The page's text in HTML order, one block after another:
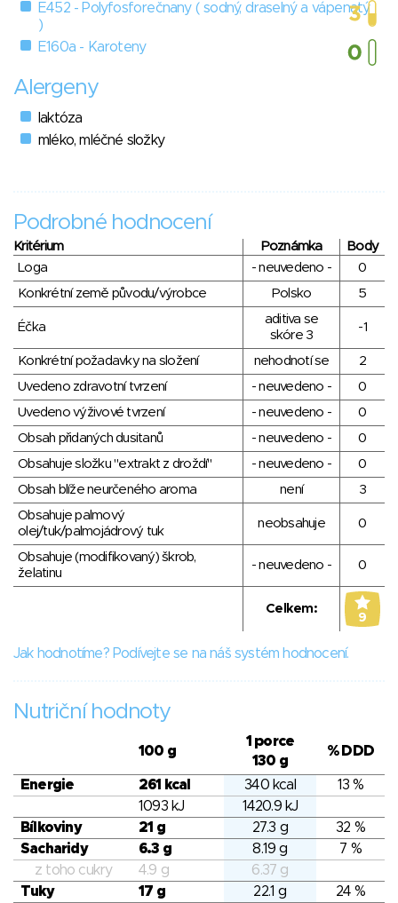
E452 - Polyfosforečnany ( sodný, draselný a vápenatý
)
E160a - Karoteny
Alergeny
laktóza
mléko, mléčné složky
Podrobné hodnocení
Kritérium Poznámka
Body
Loga
- neuvedeno -
0
Konkrétní země původu/výrobce
Polsko 5
Éčka
aditiva se
skóre 3
-1
Konkrétní požadavky na složení nehodnotí se
2
Uvedeno zdravotní tvrzení
- neuvedeno -
0
Uvedeno výživové tvrzení
- neuvedeno -
0
Obsah přidaných dusitanů
- neuvedeno -
0
Obsahuje složku "extrakt z droždí"
- neuvedeno -
0
Obsah blíže neurčeného aroma
není
3
Obsahuje palmový
olej/tuk/palmojádrový tuk
neobsahuje 0
Obsahuje (modifikovaný) škrob,
želatinu
- neuvedeno - 0
Celkem:
9
Jak hodnotíme? Podívejte se na náš systém hodnocení.
Nutriční hodnoty
100 g
1 porce
130 g
% DDD
Energie 261 kcal 340 kcal
13 %
1093 kJ
1420.9 kJ
Bílkoviny
21 g 27.3 g
32 %
Sacharidy
6.3 g 8.19 g
7 %
z toho cukry
4.9 g
6.37 g
Tuky
17 g 22.1 g
24 %